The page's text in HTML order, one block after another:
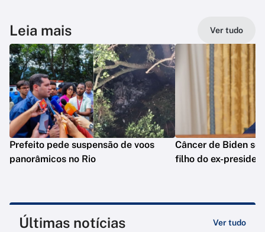
Leia mais Ver tudo
Prefeito pede suspensão de voos
panorâmicos no Rio
Câncer de Biden se
filho do ex-
Últimas notícias Ver tudo